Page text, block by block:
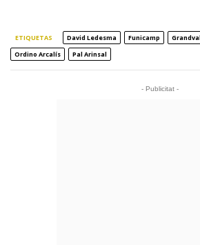
ETIQUETAS David Ledesma Funicamp
Ordino Arcalís
Pal Arinsal
- Publicitat -